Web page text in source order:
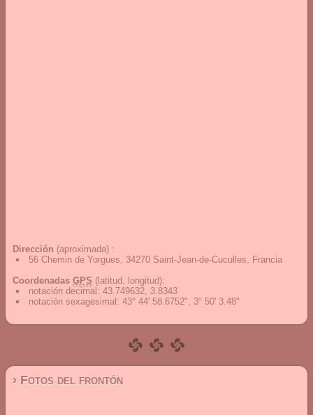
Dirección (aproximada) :
56 Chemin de Yorgues, 34270 Saint-Jean-de-Cuculles, Francia
Coordenadas GPS (latitud, longitud):
notación decimal : 43.749632, 3.8343
notación sexagesimal : 43° 44' 58.6752", 3° 50' 3.48"
› Fotos del frontón